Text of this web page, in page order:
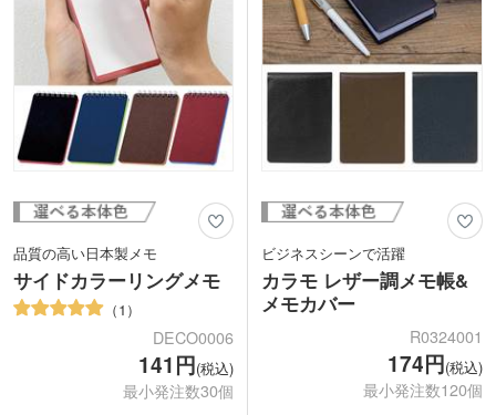
品質の高い日本製メモ
サイドカラーリングメモ
1
DECO0006
141円(税込)
最小発注数30個
ビジネスシーンで活躍
カラモ レザー調メモ帳&
メモカバー
R0324001
174円(税込)
最小発注数120個